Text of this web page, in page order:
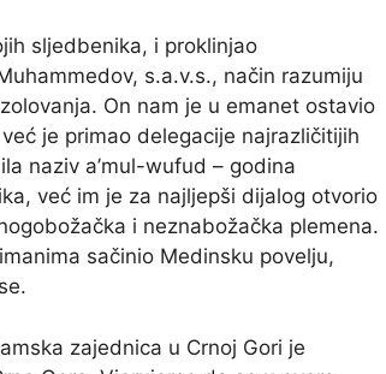
sljedbenika, i proklinjao
s.a.v.s., način razumiju
On nam je u emanet ostavio
je primao delegacije najrazličitijih
naziv a’mul-wufud – godina
već im je za najljepši dijalog otvorio
i neznabožačka plemena.
sačinio Medinsku povelju,
zajednica u Crnoj Gori je